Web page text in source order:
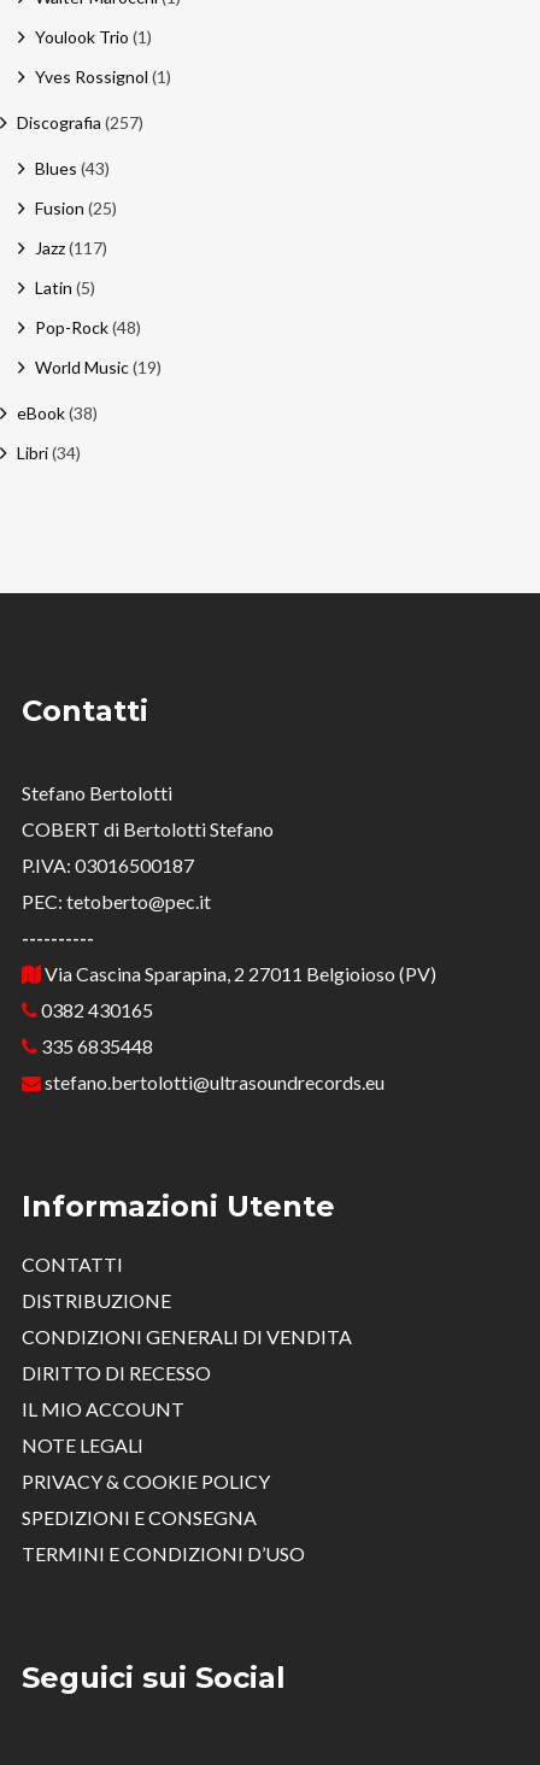
Youlook Trio (1)
Yves Rossignol (1)
Discografia (257)
Blues (43)
Fusion (25)
Jazz(117)
Latin (5)
Pop-Rock(48)
World Music(19)
eBook(38)
Libri(34)
Contatti
Stefano Bertolotti
COBERT di Bertolotti Stefano
P.IVA: 03016500187
PEC: tetoberto@pec.it
----------
Via Cascina Sparapina, 2 27011 Belgioioso (PV)
0382 430165
335 6835448
stefano.bertolotti@ultrasoundrecords.eu
Informazioni Utente
CONTATTI
DISTRIBUZIONE
CONDIZIONI GENERALI DI VENDITA
DIRITTO DI RECESSO
IL MIO ACCOUNT
NOTE LEGALI
PRIVACY & COOKIE POLICY
SPEDIZIONI E CONSEGNA
TERMINI E CONDIZIONI D’USO
Seguici sui Social